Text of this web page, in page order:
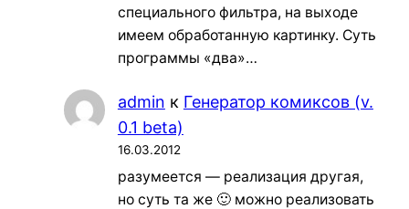
специального фильтра, на выходе
имеем обработанную картинку. Суть
программы «два»…
admin к Генератор комиксов (v.
0.1 beta)
16.03.2012
разумеется — реализация другая,
но суть та же 🙂 можно реализовать